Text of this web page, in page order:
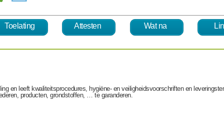
Toelating Attesten Wat na
en leeft kwaliteitsprocedures, hygiëne- en veiligheidsvoorschriften en
producten, grondstoffen, … te garanderen.